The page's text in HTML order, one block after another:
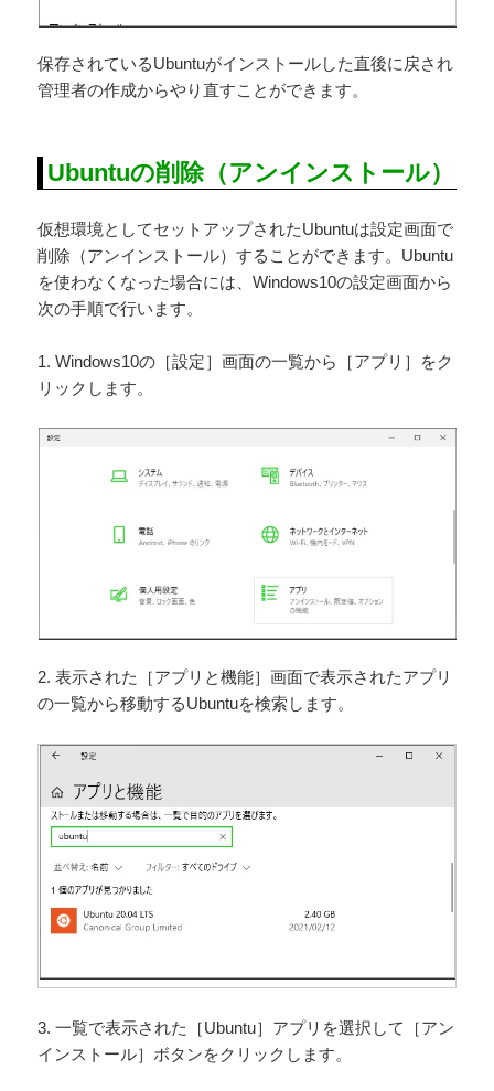
保存されているUbuntuがインストールした直後に戻され
管理者の作成からやり直すことができます。
Ubuntuの削除（アンインストール）
仮想環境としてセットアップされたUbuntuは設定画面で
削除（アンインストール）することができます。Ubuntu
を使わなくなった場合には、Windows10の設定画面から
次の手順で行います。
1. Windows10の［設定］画面の一覧から［アプリ］をク
リックします。
2. 表示された［アプリと機能］画面で表示されたアプリ
の一覧から移動するUbuntuを検索します。
3. 一覧で表示された［Ubuntu］アプリを選択して［アン
インストール］ボタンをクリックします。